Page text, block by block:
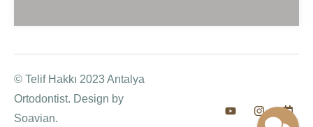
© Telif Hakkı 2023 Antalya
Ortodontist. Design by
Soavian.